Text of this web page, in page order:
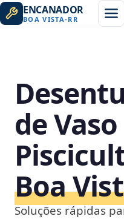
ENCANADOR
BOA VISTA-RR
de
Boa
Soluções rápidas